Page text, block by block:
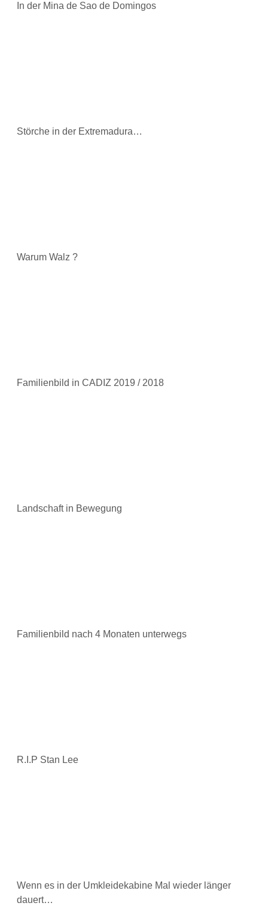
In der Mina de Sao de Domingos
Störche in der Extremadura…
Warum Walz ?
Familienbild in CADIZ 2019 / 2018
Landschaft in Bewegung
Familienbild nach 4 Monaten unterwegs
R.I.P Stan Lee
Wenn es in der Umkleidekabine Mal wieder länger
dauert…